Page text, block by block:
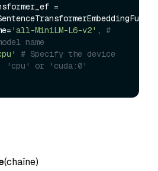
=
'all-MiniLM-L6-v2' , #
name
# Specify the device
'cpu' or 'cuda:0'
(chaîne)